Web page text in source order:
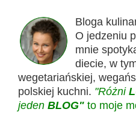
Bloga
O jedzeniu
mnie
diecie, w
wegetariańskiej,
polskiej kuchni. "Różni
jeden BLOG" to moje